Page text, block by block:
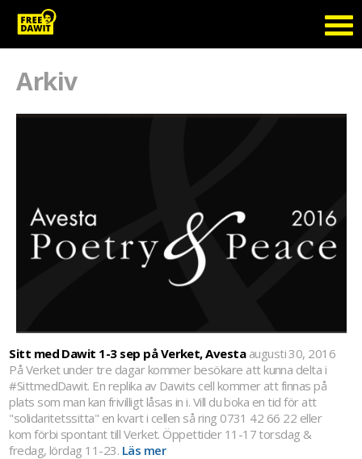
Arkiv
Sitt med Dawit 1-3 sep på Verket, Avesta augusti 30, 2016
På Verket under tre dagar kommer besökare att kunna delta i
#SittmedDawit. En replika av Dawits cell kommer att finnas på
plats som man kan frivilligt låsas in i. Vill du boka en tid för att
"solidaritetssitta" en kvart i cellen så ring 0731 42 66 22 eller
kom förbi spontant till Verket. Öppettider 11-17 torsdag &
fredag, lördag 11-23. Läs mer